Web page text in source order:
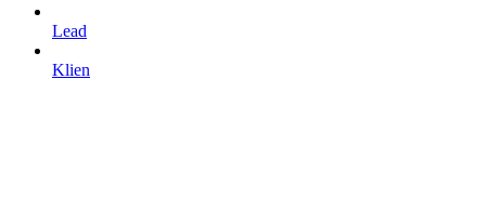
Lead
Klien